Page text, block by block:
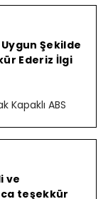
Şekilde
Ederiz İlgi
Kapaklı ABS
ve
teşekkür